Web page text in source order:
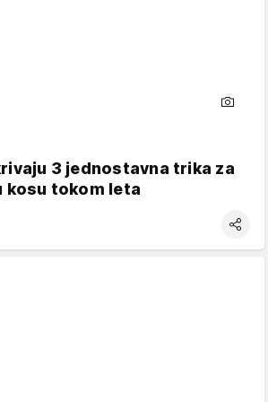
3 jednostavna trika za
kosu tokom leta